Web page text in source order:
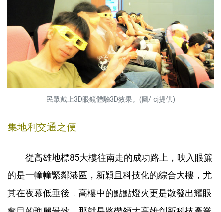
民眾戴上3D眼鏡體驗3D效果。(圖/ cj提供)
集地利交通之便
從高雄地標85大樓往南走的成功路上，映入眼簾
的是一幢幢緊鄰港區，新穎且科技化的綜合大樓，尤
其在夜幕低垂後，高樓中的點點燈火更是散發出耀眼